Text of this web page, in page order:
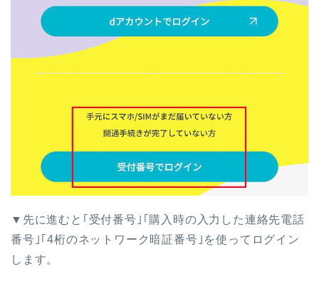
▼先に進むと｢受付番号｣｢購入時の入力した連絡先電話
番号｣｢4桁のネットワーク暗証番号｣を使ってログイン
します。